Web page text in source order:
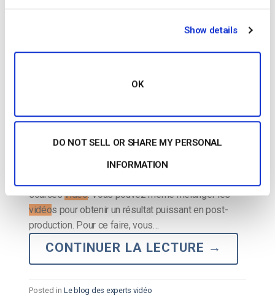
Show details
OK
DO NOT SELL OR SHARE MY PERSONAL
INFORMATION
…professionnelles image dans l’image et faire
sourcesvidéo. Vous pouvez même mélanger les
vidéos pour obtenir un résultat puissant en post-
production. Pour ce faire, vous…
CONTINUER LA LECTURE →
Posted in Le blog des experts vidéo